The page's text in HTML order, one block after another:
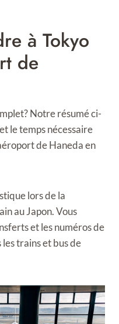
à Tokyo
de
Notre résumé ci-
le temps nécessaire
de Haneda en
lors de la
au Japon. Vous
et les numéros de
trains et bus de